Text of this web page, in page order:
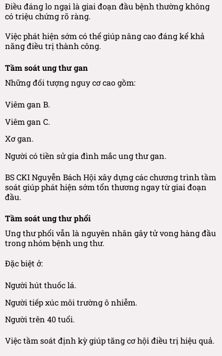
Điều đáng lo ngại là giai đoạn đầu bệnh thường không
có triệu chứng rõ ràng.
Việc phát hiện sớm có thể giúp nâng cao đáng kể khả
năng điều trị thành công.
Tầm soát ung thư gan
Những đối tượng nguy cơ cao gồm:
Viêm gan B.
Viêm gan C.
Xơ gan.
Người có tiền sử gia đình mắc ung thư gan.
BS CKI Nguyễn Bách Hội xây dựng các chương trình tầm
soát giúp phát hiện sớm tổn thương ngay từ giai đoạn
đầu.
Tầm soát ung thư phổi
Ung thư phổi vẫn là nguyên nhân gây tử vong hàng đầu
trong nhóm bệnh ung thư.
Đặc biệt ở:
Người hút thuốc lá.
Người tiếp xúc môi trường ô nhiễm.
Người trên 40 tuổi.
Việc tầm soát định kỳ giúp tăng cơ hội điều trị hiệu quả.